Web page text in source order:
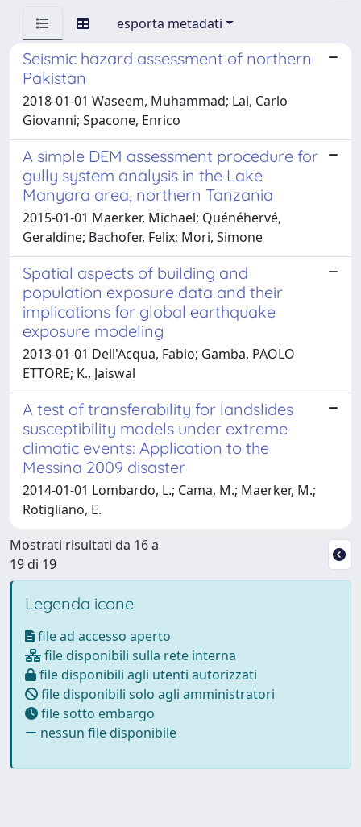
esporta metadati
Seismic hazard assessment of northern
Pakistan
2018-01-01 Waseem, Muhammad; Lai, Carlo
Giovanni; Spacone, Enrico
A simple DEM assessment procedure for
gully system analysis in the Lake
Manyara area, northern Tanzania
2015-01-01 Maerker, Michael; Quénéhervé,
Geraldine; Bachofer, Felix; Mori, Simone
Spatial aspects of building and
population exposure data and their
implications for global earthquake
exposure modeling
2013-01-01 Dell'Acqua, Fabio; Gamba, PAOLO
ETTORE; K., Jaiswal
A test of transferability for landslides
susceptibility models under extreme
climatic events: Application to the
Messina 2009 disaster
2014-01-01 Lombardo, L.; Cama, M.; Maerker, M.;
Rotigliano, E.
Mostrati risultati da 16 a
19 di 19
Legenda icone
file ad accesso aperto
file disponibili sulla rete interna
file disponibili agli utenti autorizzati
file disponibili solo agli amministratori
file sotto embargo
nessun file disponibile